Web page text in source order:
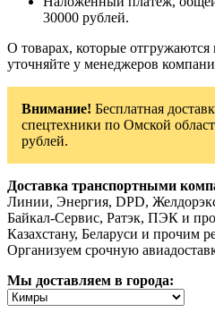
30000 рублей.
О товарах, которые
уточняйте у менеджеров
Внимание! Бесплатная
спецтехники по Омской
рублей.
Доставка транспортными
Линии, Энергия, DPD,
Байкал-Сервис, Ратэк, ПЭК и
Казахстану, Беларуси и прочим
Организуем срочную
Мы доставляем в города: